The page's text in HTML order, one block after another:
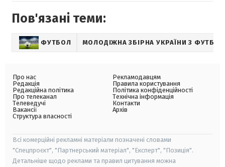
Пов'язані теми:
ФУТБОЛ МОЛОДІЖНА ЗБІРНА УКРАЇНИ З
Про нас
Редакція
Редакційна політика
Про телеканал
Телеведучі
Вакансії
Структура власності
Рекламодавцям
Правила користування
Політика конфіденційності
Технічна інформація
Контакти
Архів
Всі комерційні рекламні матеріали позначені словами
"Спецпроєкт", "Партнерський матеріал", "Експерт", "Позиція".
Детальніше щодо реклами та правил цитування можна